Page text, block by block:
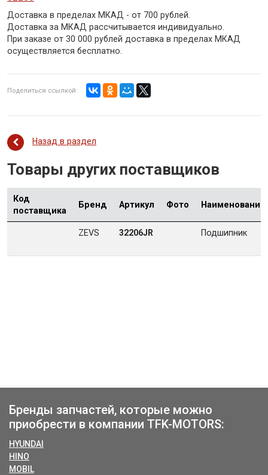
Доставка в пределах МКАД - от 700 рублей.
Доставка за МКАД рассчитывается индивидуально.
При заказе от 30 000 рублей доставка в пределах МКАД
осуществляется бесплатно.
Поделиться ссылкой:
Назад в раздел
Товары других поставщиков
Код
поставщика
Бренд Артикул Фото Наименование
ZEVS 32206JR Подшипник
Бренды запчастей, которые можно
приобрести в компании TFK-MOTORS:
HYUNDAI
HINO
MOBIL